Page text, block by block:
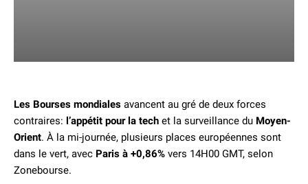
Les Bourses mondiales avancent au gré de deux forces
contraires: l’appétit pour la tech et la surveillance du Moyen-
Orient. À la mi-journée, plusieurs places européennes sont
dans le vert, avec Paris à +0,86% vers 14H00 GMT, selon
Zonebourse.